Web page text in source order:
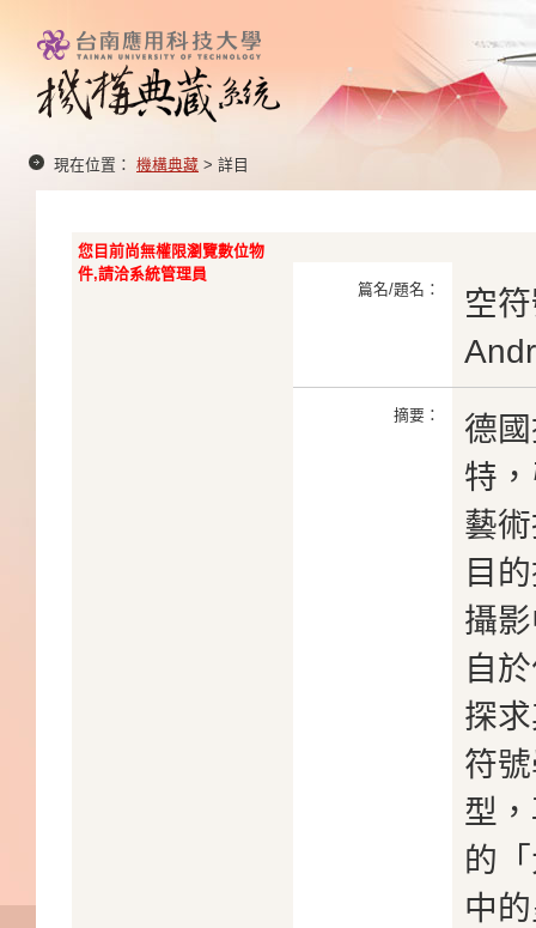
現在位置： 機構典藏 > 詳目
您目前尚無權限瀏覽數位物
件,請洽系統管理員
篇名/題名：
空
摘要：
德
特
藝
目
攝
自
探
符
型
的
中